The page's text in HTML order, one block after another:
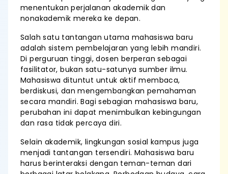
menentukan perjalanan akademik dan
nonakademik mereka ke depan.
Salah satu tantangan utama mahasiswa baru
adalah sistem pembelajaran yang lebih mandiri.
Di perguruan tinggi, dosen berperan sebagai
fasilitator, bukan satu-satunya sumber ilmu.
Mahasiswa dituntut untuk aktif membaca,
berdiskusi, dan mengembangkan pemahaman
secara mandiri. Bagi sebagian mahasiswa baru,
perubahan ini dapat menimbulkan kebingungan
dan rasa tidak percaya diri.
Selain akademik, lingkungan sosial kampus juga
menjadi tantangan tersendiri. Mahasiswa baru
harus berinteraksi dengan teman-teman dari